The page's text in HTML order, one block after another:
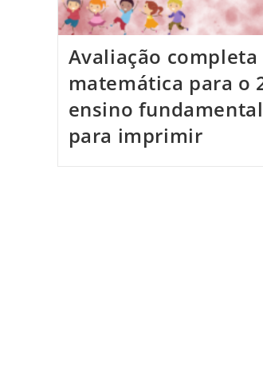
Avaliação completa
matemática para o
ensino
para imprimir